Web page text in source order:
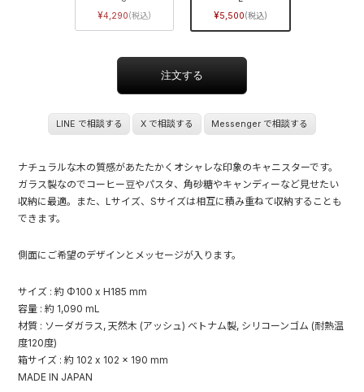
4,290
5,500
LINE で相談する X で相談する Messenger で相談する
ナチュラルな木の質感があたたかくオシャレな印象のキャニスターです。
ガラス製なのでコーヒー豆やパスタ、角砂糖やキャンディーなど見せたい
収納に最適。また、Lサイズ、Sサイズは相互に積み重ねて収納することも
できます。
側面にご希望のデザインとメッセージが入ります。
サイズ : 約 Φ100 x H185 mm
容量 : 約 1,090 mL
材質 : ソーダガラス, 天然木 (アッシュ) ベトナム製, シリコーンゴム (耐熱温
度120度)
箱サイズ : 約 102 x 102 x 190 mm
MADE IN JAPAN